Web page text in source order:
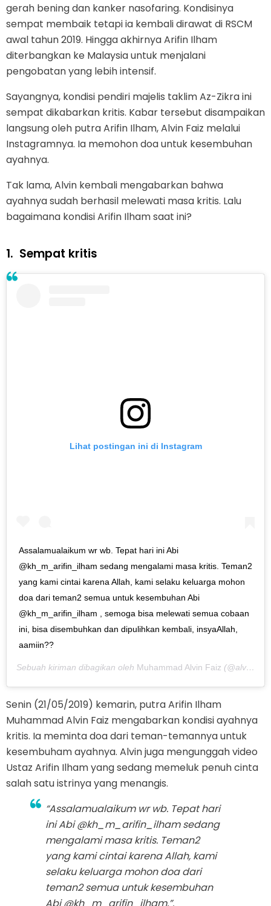
gerah bening dan kanker nasofaring. Kondisinya
sempat membaik tetapi ia kembali dirawat di RSCM
awal tahun 2019. Hingga akhirnya Arifin Ilham
diterbangkan ke Malaysia untuk menjalani
pengobatan yang lebih intensif.
Sayangnya, kondisi pendiri majelis taklim Az-Zikra ini
sempat dikabarkan kritis. Kabar tersebut disampaikan
langsung oleh putra Arifin Ilham, Alvin Faiz melalui
Instagramnya. Ia memohon doa untuk kesembuhan
ayahnya.
Tak lama, Alvin kembali mengabarkan bahwa
ayahnya sudah berhasil melewati masa kritis. Lalu
bagaimana kondisi Arifin Ilham saat ini?
1. Sempat kritis
Lihat postingan ini di Instagram
Assalamualaikum wr wb. Tepat hari ini Abi
@kh_m_arifin_ilham sedang mengalami masa kritis. Teman2
yang kami cintai karena Allah, kami selaku keluarga mohon
doa dari teman2 semua untuk kesembuhan Abi
@kh_m_arifin_ilham , semoga bisa melewati semua cobaan
ini, bisa disembuhkan dan dipulihkan kembali, insyaAllah,
aamiin??
Sebuah kiriman dibagikan oleh Muhammad Alvin Faiz (@alvin_411) pada
Senin (21/05/2019) kemarin, putra Arifin Ilham
Muhammad Alvin Faiz mengabarkan kondisi ayahnya
kritis. Ia meminta doa dari teman-temannya untuk
kesembuham ayahnya. Alvin juga mengunggah video
Ustaz Arifin Ilham yang sedang memeluk penuh cinta
salah satu istrinya yang menangis.
“Assalamualaikum wr wb. Tepat hari
ini Abi @kh_m_arifin_ilham sedang
mengalami masa kritis. Teman2
yang kami cintai karena Allah, kami
selaku keluarga mohon doa dari
teman2 semua untuk kesembuhan